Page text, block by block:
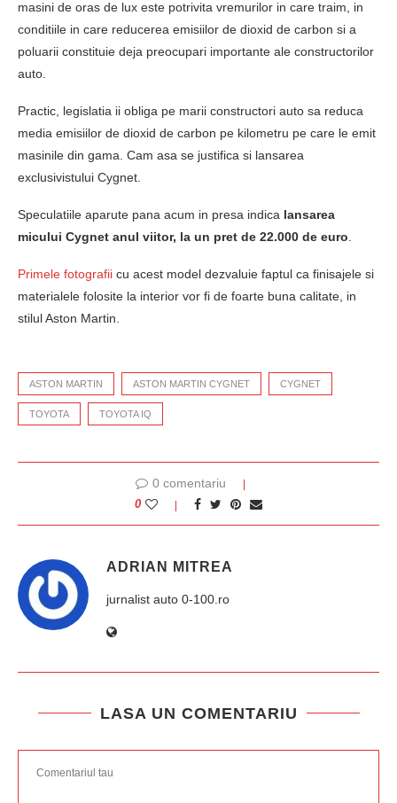
masini de oras de lux este potrivita vremurilor in care traim, in
conditiile in care reducerea emisiilor de dioxid de carbon si a
poluarii constituie deja preocupari importante ale constructorilor
auto.
Practic, legislatia ii obliga pe marii constructori auto sa reduca
media emisiilor de dioxid de carbon pe kilometru pe care le emit
masinile din gama. Cam asa se justifica si lansarea
exclusivistului Cygnet.
Speculatiile aparute pana acum in presa indica lansarea
micului Cygnet anul viitor, la un pret de 22.000 de euro
Primele fotografii cu acest model dezvaluie faptul ca finisajele si
materialele folosite la interior vor fi de foarte buna calitate, in
stilul Aston Martin.
ASTON MARTIN ASTON MARTIN CYGNET CYGNET
TOYOTA TOYOTA IQ
0 comentariu
0
ADRIAN MITREA
jurnalist auto 0-100.ro
LASA UN COMENTARIU